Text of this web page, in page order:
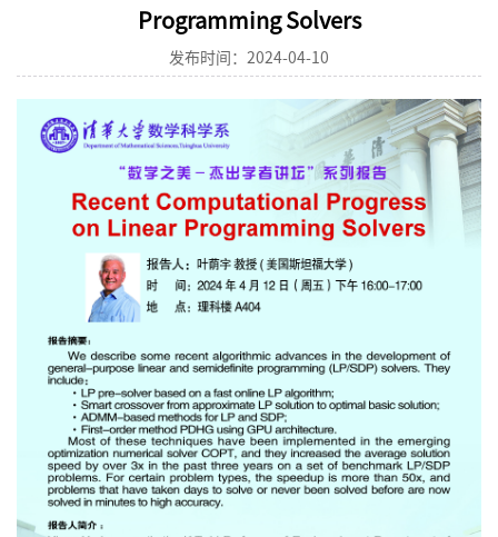
Programming Solvers
发布时间：2024-04-10